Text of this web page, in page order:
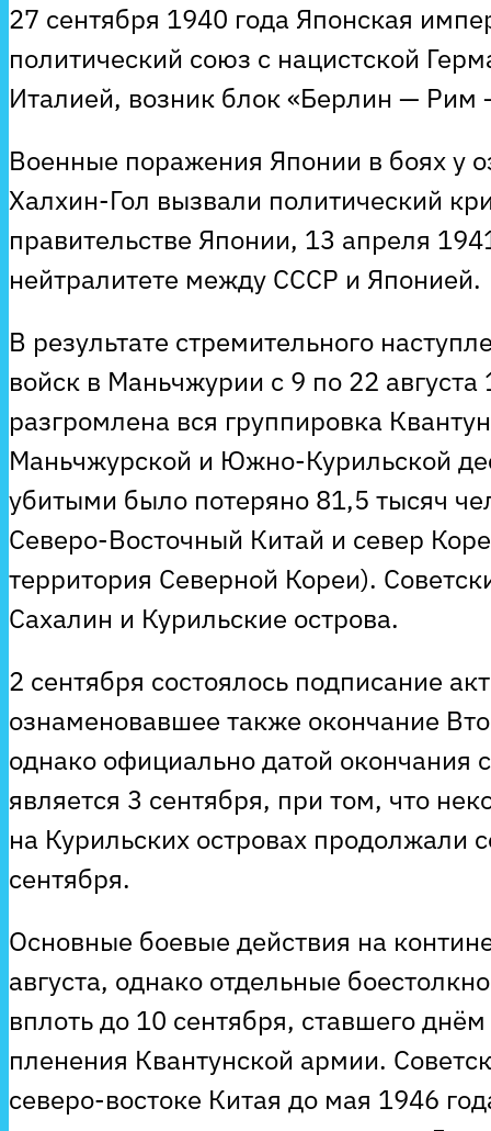
27 сентября 1940 года Японская
политический союз с нацистской
Италией, возник блок «Берлин — Рим
Военные поражения Японии в боях у
Халхин-Гол вызвали политический
правительстве Японии, 13 апреля
нейтралитете между СССР и Японией.
В результате стремительного
войск в Маньчжурии с 9 по 22
разгромлена вся группировка
Маньчжурской и Южно-Курильской
убитыми было потеряно 81,5 тысяч
Северо-Восточный Китай и север
территория Северной Кореи).
Сахалин и Курильские острова.
2 сентября состоялось подписание
ознаменовавшее также окончание
однако официально датой окончания
является 3 сентября, при том, что
на Курильских островах продолжали
сентября.
Основные боевые действия на
августа, однако отдельные
вплоть до 10 сентября, ставшего
пленения Квантунской армии.
северо-востоке Китая до мая 1946